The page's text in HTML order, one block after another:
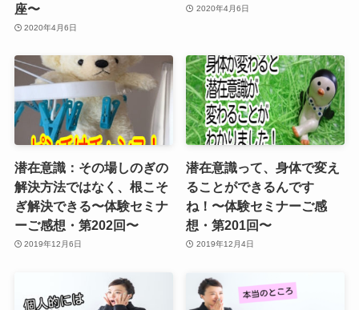
座〜
2020年4月6日
2020年4月6日
潜在意識：その場しのぎの
解決方法ではなく、根こそ
ぎ解決できる〜体験セミナ
ーご感想・第202回〜
2019年12月6日
潜在意識って、身体で変え
ることができるんです
ね！〜体験セミナーご感
想・第201回〜
2019年12月4日